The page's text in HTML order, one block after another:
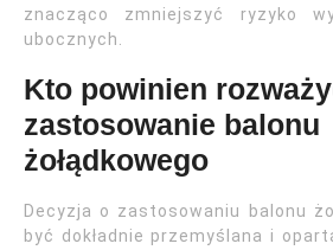
znacząco zmniejszyć ryzyko
ubocznych.
Kto powinien
zastosowanie balonu
żołądkowego
Decyzja o zastosowaniu balonu
być dokładnie przemyślana i